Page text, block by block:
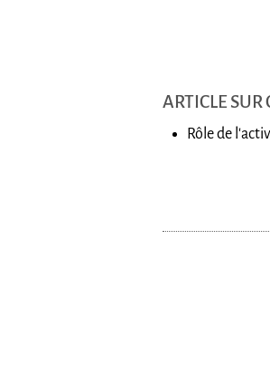
ARTICLE SUR
Rôle de